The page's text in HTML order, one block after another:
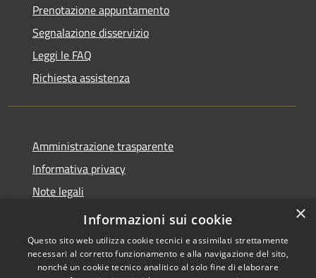
Prenotazione appuntamento
Segnalazione disservizio
Leggi le FAQ
Richiesta assistenza
Amministrazione trasparente
Informativa privacy
Note legali
Dichiarazione di accessibilità
×
Informazioni sui cookie
Questo sito web utilizza cookie tecnici e assimilati strettamente
necessari al corretto funzionamento e alla navigazione del sito,
nonché un cookie tecnico analitico al solo fine di elaborare